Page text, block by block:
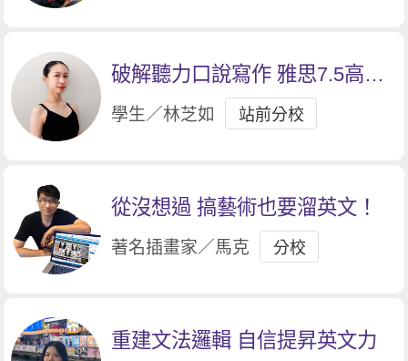
破解聽力口說寫作 雅思7.5高分
入手
學生／林芝如 站前分校
從沒想過 搞藝術也要溜英文！
著名插畫家／馬克 分校
重建文法邏輯 自信提昇英文力